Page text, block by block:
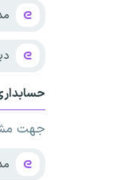
جهت